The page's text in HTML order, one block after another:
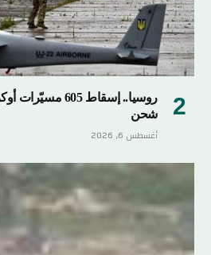
روسيا.. إسقاط
شحن
أغسطس 6, 2026